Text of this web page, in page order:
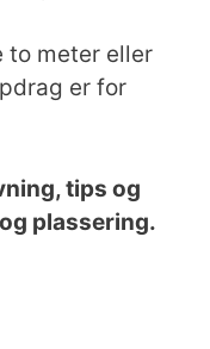
to meter eller
er for
tips og
plassering.